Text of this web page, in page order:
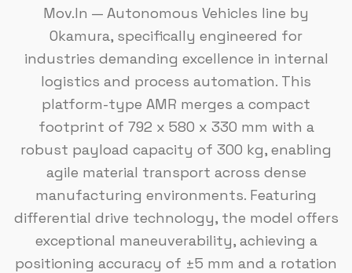
Mov.In — Autonomous Vehicles line by
Okamura, specifically engineered for
industries demanding excellence in internal
logistics and process automation. This
platform-type AMR merges a compact
footprint of 792 x 580 x 330 mm with a
robust payload capacity of 300 kg, enabling
agile material transport across dense
manufacturing environments. Featuring
differential drive technology, the model offers
exceptional maneuverability, achieving a
positioning accuracy of ±5 mm and a rotation